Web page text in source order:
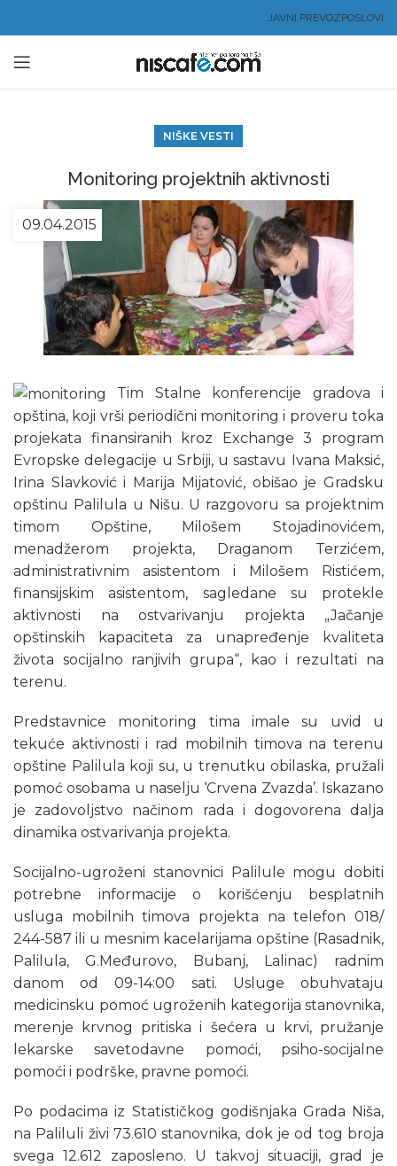
JAVNI PREVOZPOSLOVI
NIŠKE VESTI
Monitoring projektnih aktivnosti
09.04.2015
Tim Stalne konferencije gradova i
opština, koji vrši periodični monitoring i proveru toka
projekata finansiranih kroz Exchange 3 program
Evropske delegacije u Srbiji, u sastavu Ivana Maksić,
Irina Slavković i Marija Mijatović, obišao je Gradsku
opštinu Palilula u Nišu. U razgovoru sa projektnim
timom Opštine, Milošem Stojadinovićem,
menadžerom projekta, Draganom Terzićem,
administrativnim asistentom i Milošem Ristićem,
finansijskim asistentom, sagledane su protekle
aktivnosti na ostvarivanju projekta „Jačanje
opštinskih kapaciteta za unapređenje kvaliteta
života socijalno ranjivih grupa“, kao i rezultati na
terenu.
Predstavnice monitoring tima imale su uvid u
tekuće aktivnosti i rad mobilnih timova na terenu
opštine Palilula koji su, u trenutku obilaska, pružali
pomoć osobama u naselju ‘Crvena Zvazda’. Iskazano
je zadovoljstvo načinom rada i dogovorena dalja
dinamika ostvarivanja projekta.
Socijalno-ugroženi stanovnici Palilule mogu dobiti
potrebne informacije o korišćenju besplatnih
usluga mobilnih timova projekta na telefon 018/
244-587 ili u mesnim kacelarijama opštine (Rasadnik,
Palilula, G.Međurovo, Bubanj, Lalinac) radnim
danom od 09-14:00 sati. Usluge obuhvataju
medicinsku pomoć ugroženih kategorija stanovnika,
merenje krvnog pritiska i šećera u krvi, pružanje
lekarske savetodavne pomoći, psiho-socijalne
pomoći i podrške, pravne pomoći.
Po podacima iz Statističkog godišnjaka Grada Niša,
na Paliluli živi 73.610 stanovnika, dok je od tog broja
svega 12.612 zaposleno. U takvoj situaciji, grad je